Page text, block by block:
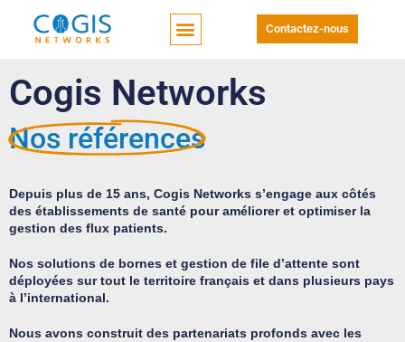
Contactez-nous
Cogis Networks
Nos références
Depuis plus de 15 ans, Cogis Networks s’engage aux côtés
des établissements de santé pour améliorer et optimiser la
gestion des flux patients.
Nos solutions de bornes et gestion de file d’attente sont
déployées sur tout le territoire français et dans plusieurs pays
à l’international.
Nous avons construit des partenariats profonds avec les